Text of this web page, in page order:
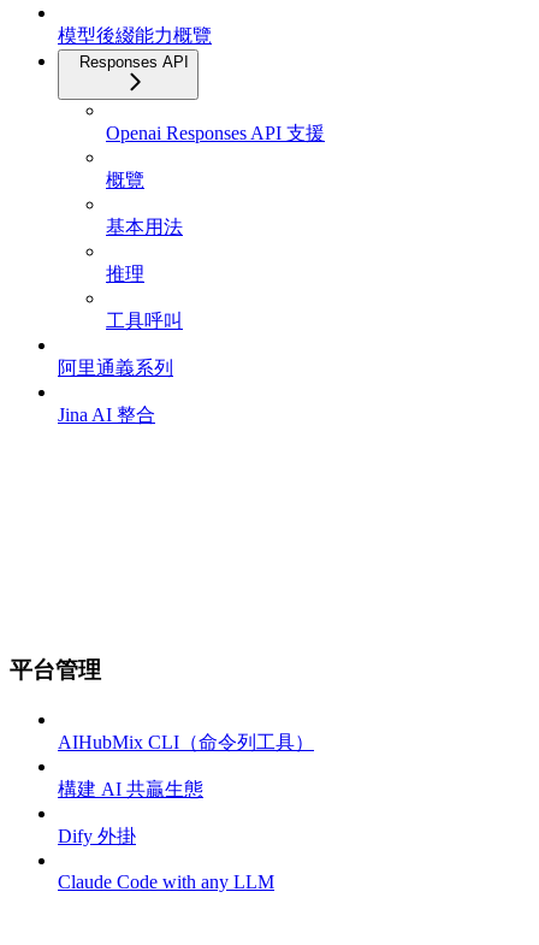
模型後綴能力概覽
Responses API
Openai Responses API 支援
概覽
基本用法
推理
工具呼叫
阿里通義系列
Jina AI 整合
平台管理
AIHubMix CLI（命令列工具）
構建 AI 共贏生態
Dify 外掛
Claude Code with any LLM